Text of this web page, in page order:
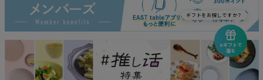
eギフトで
贈る
ギフトをお探しですか？